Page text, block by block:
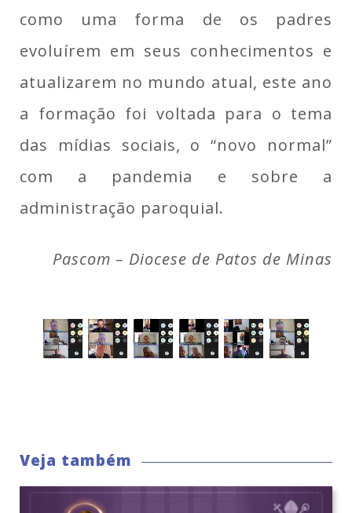
como uma forma de os padres
evoluírem em seus conhecimentos e
atualizarem no mundo atual, este ano
a formação foi voltada para o tema
das mídias sociais, o “novo normal”
com a pandemia e sobre a
administração paroquial.
Pascom – Diocese de Patos de Minas
Veja também